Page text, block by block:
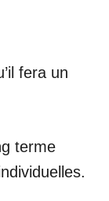
fera un
terme